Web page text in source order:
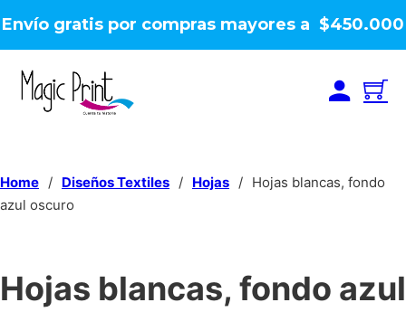
Envío gratis por compras mayores a $450.000
Home / Diseños Textiles / Hojas / Hojas blancas, fondo
azul oscuro
Hojas blancas, fondo azul